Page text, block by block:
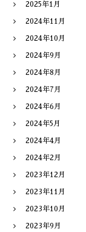
2025年1月
2024年11月
2024年10月
2024年9月
2024年8月
2024年7月
2024年6月
2024年5月
2024年4月
2024年2月
2023年12月
2023年11月
2023年10月
2023年9月